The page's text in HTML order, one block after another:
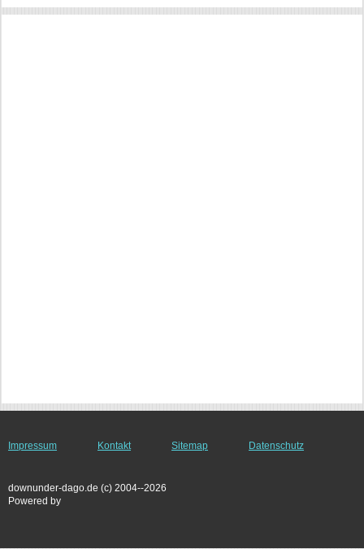
Impressum Kontakt Sitemap Datenschutz
downunder-dago.de (c) 2004--2026
Powered by